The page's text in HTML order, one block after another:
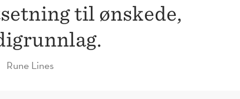
til ønskede,
Rune Lines